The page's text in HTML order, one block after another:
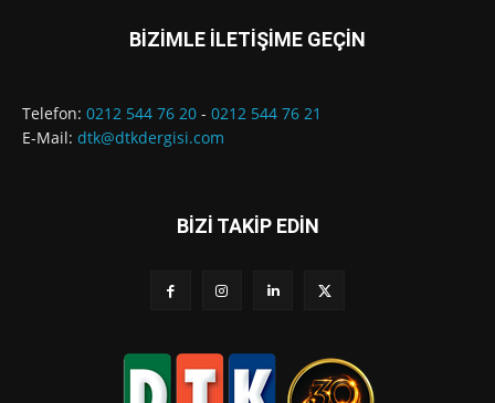
BİZİMLE İLETİŞİME GEÇİN
Telefon: 0212 544 76 20 - 0212 544 76 21
E-Mail: dtk@dtkdergisi.com
BİZİ TAKİP EDİN